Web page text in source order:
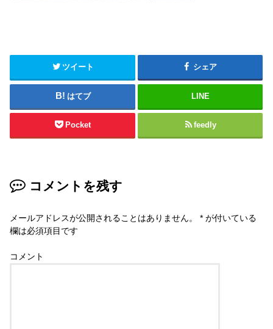
ツイート シェア
はてブ LINE
Pocket feedly
コメントを残す
メールアドレスが公開されることはありません。 * が付いている
欄は必須項目です
コメント